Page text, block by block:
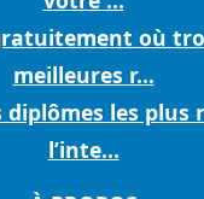
où
meilleures r...
diplômes les plus
l’inte...